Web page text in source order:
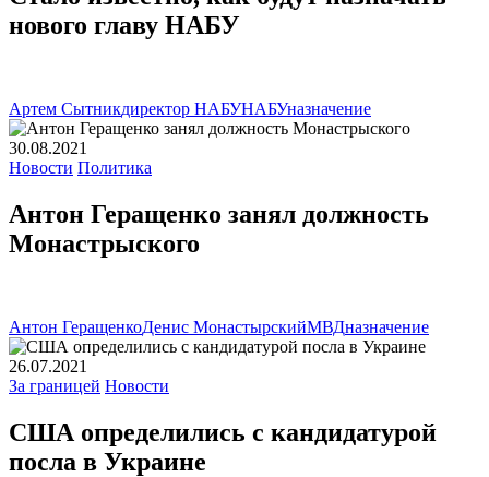
нового главу НАБУ
Артем Сытникдиректор НАБУНАБУназначение
30.08.2021
Новости Политика
Антон Геращенко занял должность
Монастрыского
Антон ГеращенкоДенис МонастырскийМВДназначение
26.07.2021
За границей Новости
США определились с кандидатурой
посла в Украине